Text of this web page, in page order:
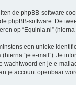
de phpBB-software
phpBB-software. De
op “Equinia.nl”
een unieke
“je e-mail”). Je
wachtwoord en je e-
je account openbaar